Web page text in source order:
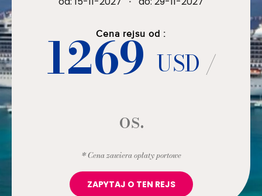
Cena rejsu od :
1269USD /
os.
* Cena zawiera opłaty portowe
ZAPYTAJ O TEN REJS